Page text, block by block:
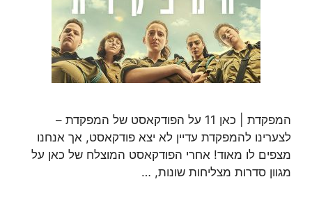
המפקדת | כאן 11 על הפודקאסט של המפקדת –
לצערינו להמפקדת עדיין לא יצא פודקאסט, אך אנחנו
מצפים לו מאוד! אחרי הפודקאסט המוצלח של כאן על
מגוון סדרות מצליחות שונות, …